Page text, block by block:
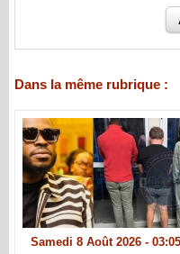
Dans la même rubrique :
Samedi 8 Août 2026 - 03:05